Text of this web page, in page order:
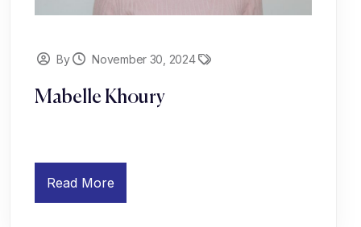
By November 30, 2024
Mabelle Khoury
Read More